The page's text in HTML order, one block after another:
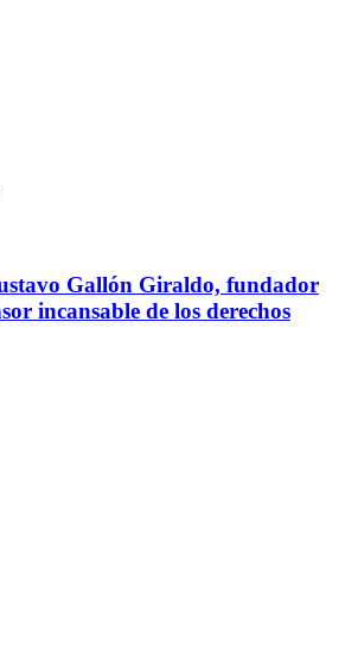
Gallón Giraldo, fundador
incansable de los derechos